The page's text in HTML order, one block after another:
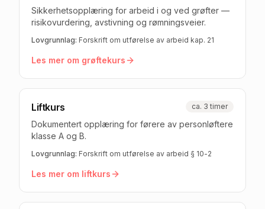
Sikkerhetsopplæring for arbeid i og ved grøfter —
risikovurdering, avstivning og rømningsveier.
Lovgrunnlag: Forskrift om utførelse av arbeid kap. 21
Les mer om grøftekurs
Liftkurs ca. 3 timer
Dokumentert opplæring for førere av personløftere
klasse A og B.
Lovgrunnlag: Forskrift om utførelse av arbeid § 10-2
Les mer om liftkurs